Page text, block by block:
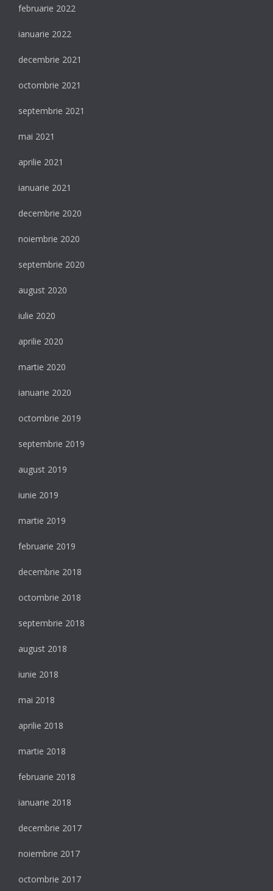
februarie 2022
ianuarie 2022
decembrie 2021
octombrie 2021
septembrie 2021
mai 2021
aprilie 2021
ianuarie 2021
decembrie 2020
noiembrie 2020
septembrie 2020
august 2020
iulie 2020
aprilie 2020
martie 2020
ianuarie 2020
octombrie 2019
septembrie 2019
august 2019
iunie 2019
martie 2019
februarie 2019
decembrie 2018
octombrie 2018
septembrie 2018
august 2018
iunie 2018
mai 2018
aprilie 2018
martie 2018
februarie 2018
ianuarie 2018
decembrie 2017
noiembrie 2017
octombrie 2017